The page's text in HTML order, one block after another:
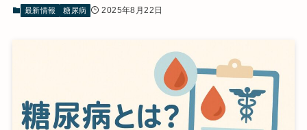
最新情報 糖尿病 2025年8月22日